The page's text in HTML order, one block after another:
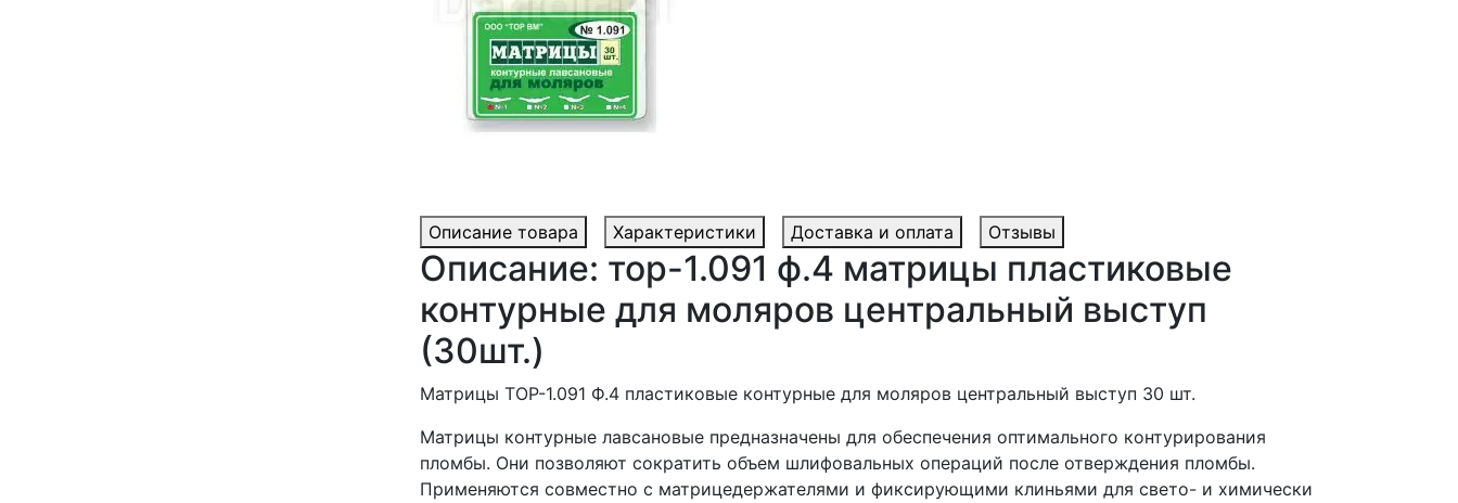
Описание товара Характеристики Доставка и оплата Отзывы
Описание: тор-1.091 ф.4 матрицы пластиковые
контурные для моляров центральный выступ
(30шт.)
Матрицы ТОР-1.091 Ф.4 пластиковые контурные для моляров центральный выступ 30 шт.
Матрицы контурные лавсановые предназначены для обеспечения оптимального контурирования
пломбы. Они позволяют сократить объем шлифовальных операций после отверждения пломбы.
Применяются совместно с матрицедержателями и фиксирующими клиньями для свето- и химически